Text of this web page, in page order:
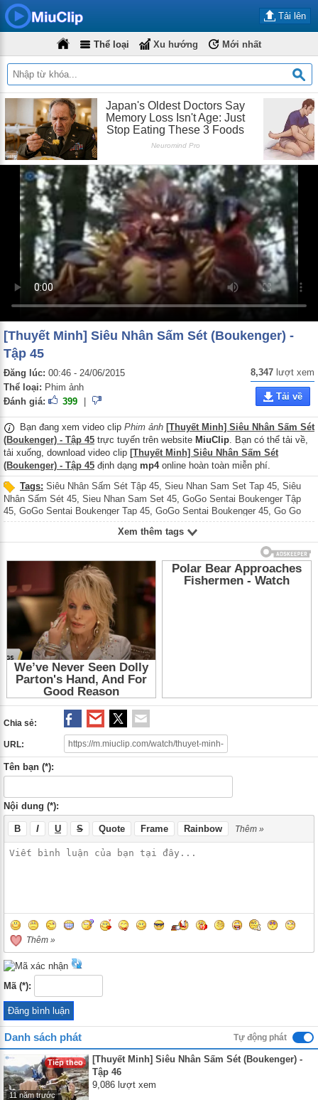
Tải lên
Thể loại Xu hướng Mới nhất
[Thuyết Minh] Siêu Nhân Sấm Sét (Boukenger) -
Tập 45
Đăng lúc: 00:46 - 24/06/2015
Thể loại: Phim ảnh
Đánh giá:
399
8,347 lượt xem
Tải về
Bạn đang xem video clip Phim ảnh [Thuyết Minh] Siêu Nhân Sấm Sét
(Boukenger) - Tập 45 trực tuyến trên website MiuClip. Bạn có thể tải về,
tải xuống, download video clip [Thuyết Minh] Siêu Nhân Sấm Sét
(Boukenger) - Tập 45 định dạng mp4online hoàn toàn miễn phí.
Tags: Siêu Nhân Sấm Sét Tập 45, Sieu Nhan Sam Set Tap 45, Siêu
Nhân Sấm Sét 45 Sieu Nhan Sam Set 45 GoGo Sentai Boukenger Tập
45 GoGo Sentai Boukenger Tap 45 GoGo Sentai Boukenger 45 Go Go
Sentai Boukenger Tập 45,Go Go Sentai Boukenger Tap 45,Go Go Sentai
Xem thêm tags
Chia sẻ:
URL:
Tên bạn (*):
Nội dung (*):
B I U S Quote Frame Rainbow Thêm »
Thêm »
Mã (*):
Danh sách phát Tự động phát
Tiếp theo
11 năm trước
[Thuyết Minh] Siêu Nhân Sấm Sét (Boukenger) -
Tập 46
9,086 lượt xem